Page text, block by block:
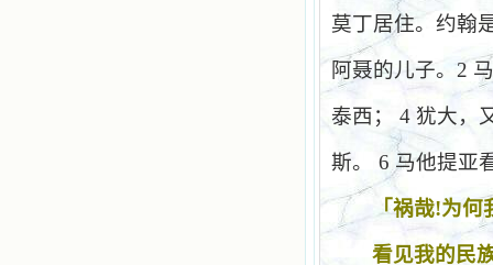
莫丁居住。约翰
阿聂的儿子。2
泰西；
4 犹大，
斯。
6 马他提亚
「祸哉!为何
看见我的民